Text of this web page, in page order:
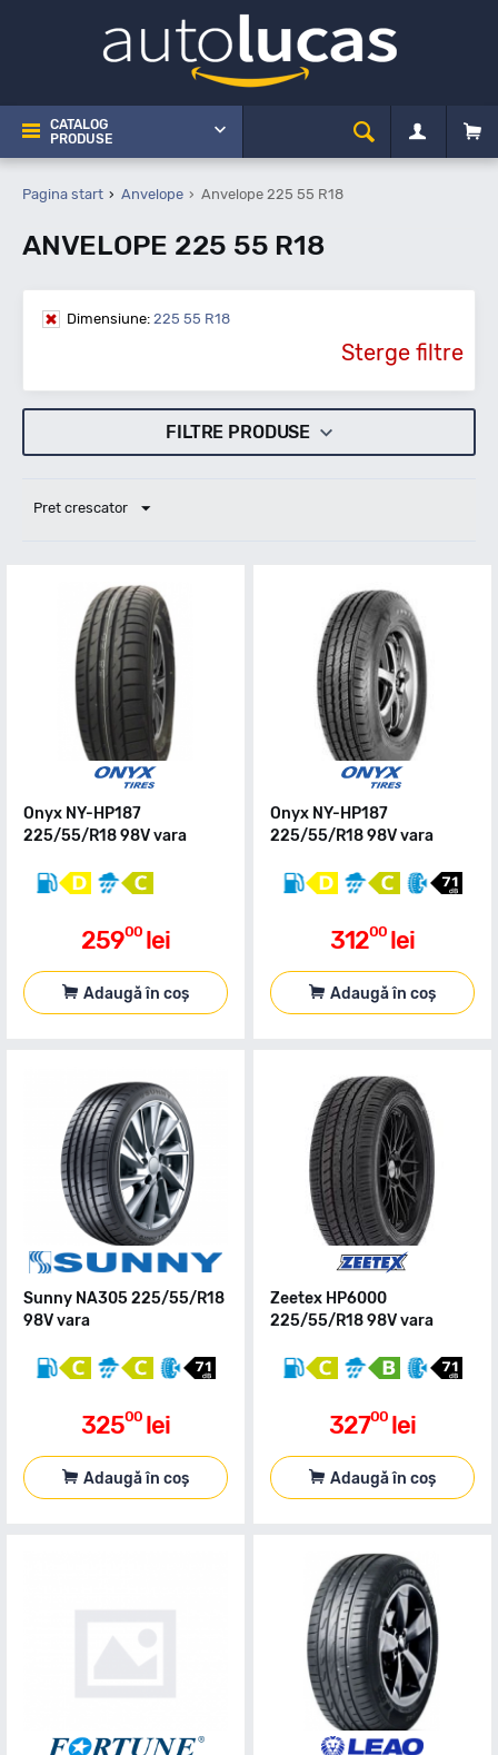
CATALOG
PRODUSE
Pagina start Anvelope Anvelope 225 55 R18
ANVELOPE 225 55 R18
Dimensiune: 225 55 R18
Sterge filtre
FILTRE PRODUSE
Pret crescator
Onyx NY-HP187
225/55/R18 98V vara
25900 lei
Adaugă în coș
Onyx NY-HP187
225/55/R18 98V vara
31200 lei
Adaugă în coș
Sunny NA305 225/55/R18
98V vara
32500 lei
Adaugă în coș
Zeetex HP6000
225/55/R18 98V vara
32700 lei
Adaugă în coș